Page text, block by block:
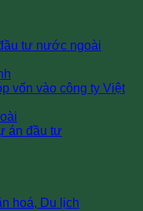
tư nước ngoài
vốn vào công ty Việt
án đầu tư
hoá, Du lịch